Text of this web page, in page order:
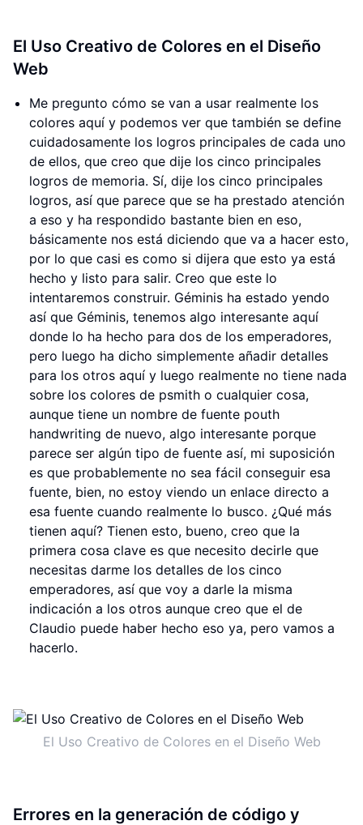
El Uso Creativo de Colores en el Diseño
Web
Me pregunto cómo se van a usar realmente los
colores aquí y podemos ver que también se define
cuidadosamente los logros principales de cada uno
de ellos, que creo que dije los cinco principales
logros de memoria. Sí, dije los cinco principales
logros, así que parece que se ha prestado atención
a eso y ha respondido bastante bien en eso,
básicamente nos está diciendo que va a hacer esto,
por lo que casi es como si dijera que esto ya está
hecho y listo para salir. Creo que este lo
intentaremos construir. Géminis ha estado yendo
así que Géminis, tenemos algo interesante aquí
donde lo ha hecho para dos de los emperadores,
pero luego ha dicho simplemente añadir detalles
para los otros aquí y luego realmente no tiene nada
sobre los colores de psmith o cualquier cosa,
aunque tiene un nombre de fuente pouth
handwriting de nuevo, algo interesante porque
parece ser algún tipo de fuente así, mi suposición
es que probablemente no sea fácil conseguir esa
fuente, bien, no estoy viendo un enlace directo a
esa fuente cuando realmente lo busco. ¿Qué más
tienen aquí? Tienen esto, bueno, creo que la
primera cosa clave es que necesito decirle que
necesitas darme los detalles de los cinco
emperadores, así que voy a darle la misma
indicación a los otros aunque creo que el de
Claudio puede haber hecho eso ya, pero vamos a
hacerlo.
El Uso Creativo de Colores en el Diseño Web
Errores en la generación de código y